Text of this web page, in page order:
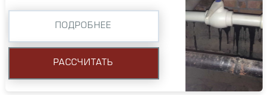
ПОДРОБНЕЕ
РАССЧИТАТЬ